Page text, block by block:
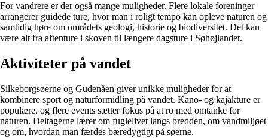
For vandrere er der også mange muligheder. Flere lokale foreninger
arrangerer guidede ture, hvor man i roligt tempo kan opleve naturen og
samtidig høre om områdets geologi, historie og biodiversitet. Det kan
være alt fra aftenture i skoven til længere dagsture i Søhøjlandet.
Aktiviteter på vandet
Silkeborgsøerne og Gudenåen giver unikke muligheder for at
kombinere sport og naturformidling på vandet. Kano- og kajakture er
populære, og flere events sætter fokus på at ro med omtanke for
naturen. Deltagerne lærer om fuglelivet langs bredden, om vandmiljøet
og om, hvordan man færdes bæredygtigt på søerne.